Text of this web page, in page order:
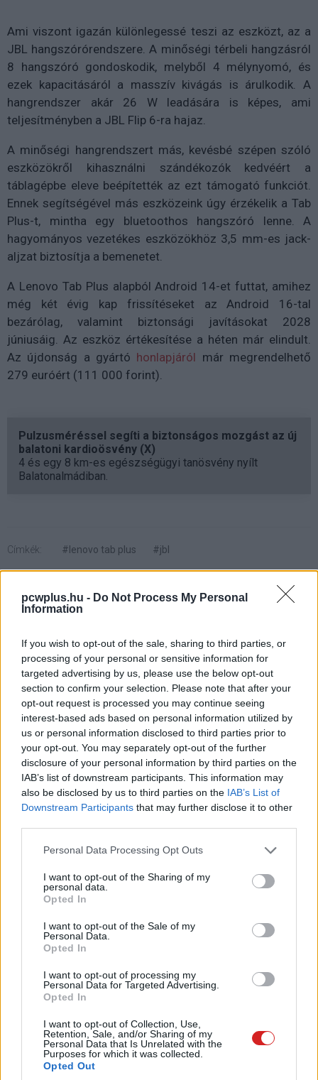
pcwplus.hu - Do Not Process My Personal
Information
If you wish to opt-out of the sale, sharing to third parties, or
processing of your personal or sensitive information for
targeted advertising by us, please use the below opt-out
section to confirm your selection. Please note that after your
opt-out request is processed you may continue seeing
interest-based ads based on personal information utilized by
us or personal information disclosed to third parties prior to
your opt-out. You may separately opt-out of the further
disclosure of your personal information by third parties on the
IAB’s list of downstream participants. This information may
also be disclosed by us to third parties on the IAB’s List of
Downstream Participants that may further disclose it to other
Please note that this website/app uses one or more Google
not limited to your visit or usage behaviour. You may click to
grant or deny consent to Google and its third-party tags to
use your data for below specified purposes in below Google
consent section.
Personal Data Processing Opt Outs
I want to opt-out of the Sharing of my
personal data.
Opted In
I want to opt-out of the Sale of my
Personal Data.
Opted In
I want to opt-out of processing my
Personal Data for Targeted Advertising.
Opted In
I want to opt-out of Collection, Use,
Retention, Sale, and/or Sharing of my
Personal Data that Is Unrelated with the
Purposes for which it was collected.
Opted Out
Ami viszont igazán különlegessé teszi az eszközt, az a
JBL hangszórórendszere. A minőségi térbeli hangzásról
8 hangszóró gondoskodik, melyből 4 mélynyomó, és
ezek kapacitásáról a masszív kivágás is árulkodik. A
hangrendszer akár 26 W leadására is képes, ami
teljesítményben a JBL Flip 6-ra hajaz.
A minőségi hangrendszert más, kevésbé szépen szóló
eszközökről kihasználni szándékozók kedvéért a
táblagépbe eleve beépítették az ezt támogató funkciót.
Ennek segítségével más eszközeink úgy érzékelik a Tab
Plus-t, mintha egy bluetoothos hangszóró lenne. A
hagyományos vezetékes eszközökhöz 3,5 mm-es jack-
aljzat biztosítja a bemenetet.
A Lenovo Tab Plus alapból Android 14-et futtat, amihez
még két évig kap frissítéseket az Android 16-tal
bezárólag, valamint biztonsági javításokat 2028
júniusáig. Az eszköz értékesítése a héten már elindult.
Az újdonság a gyártó honlapjáról már megrendelhető
279 euróért (111 000 forint).
Pulzusméréssel segíti a biztonságos mozgást az új
balatoni kardioösvény (X)
4 és egy 8 km-es egészségügyi tanösvény nyílt
Balatonalmádiban.
Címkék: #lenovo tab plus #jbl
A reklámblokkolók után most a
VPN-ezőkre csap le a Google
Kedvencekhez
Csák Benedek | 2024 június 20. 18:02
Sokan élnek a lehetőséggel, hogy "másik
országból" olcsóbban fizessenek elő a
YouTube Prémiumra.
A YouTube a világon a legtöbbek által használt videós
ronthatják az aktuálisan megtekintett tartalmakat
időnként félbeszakító reklámok. Ez ellen egy régi, jól
ideig, deegyelőre úgy tűnik, hogy a Google fog
győztesen kikerülni az ezzel vívott küzdelemből.
A reklámok másik, legális ellenszere az oldal prémium
szolgáltatására való előfizetés, mely lehetőség
egyébként a reklámmentességen túl több nagyszerű